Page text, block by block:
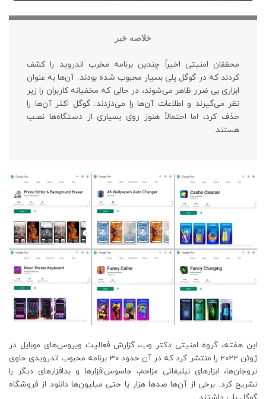
خلاصه خبر
محققان امنیتی اخیراً چندین برنامه مخرب اندروید را کشف
کردند که در گوگل پلی بسیار محبوب شده بودند. آن‌ها به عنوان
ابزاری بی ضرر ظاهر می‌شوند، در حالی که مخفیانه کاربران را زیر
نظر می‌گیرند و اطلاعات آن‌ها را می‌دزدند. گوگل اکثر آن‌ها را
حذف کرد، اما احتمالاً هنوز روی بسیاری از دستگاه‌ها نصب
هستند.
این هفته، گروه امنیتی دکتر وب، گزارش فعالیت ویروس‌های موبایل در
ژوئن 2022 را منتشر کرد که در آن حدود 30 برنامه محبوب اندرویدی حاوی
تروجان‌ها، ابزارهای تبلیغاتی مزاحم، جاسوس‌افزارها و بدافزارهای دیگر را
تشریح کرد. برخی از آن‌ها صدها هزار یا حتی میلیون‌ها دانلود از فروشگاه